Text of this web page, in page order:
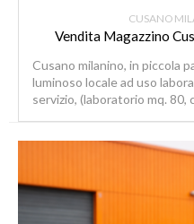
CUSANO
Vendita Magazzino
Cusano milanino, in piccola
luminoso locale ad uso
servizio, (laboratorio mq. 80,